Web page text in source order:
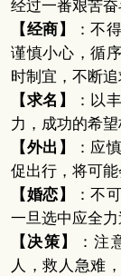
经过一番艰苦奋
【经商】
：不
谨慎小心，循
时制宜，不断
【求名】
：以
力，成功的希望
【外出】
：应
促出行，将可能
【婚恋】
：不
一旦选中应全力
【决策】
：注
人，救人急难